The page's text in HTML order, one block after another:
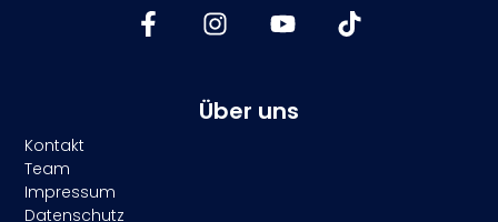
Über uns
Kontakt
Team
Impressum
Datenschutz